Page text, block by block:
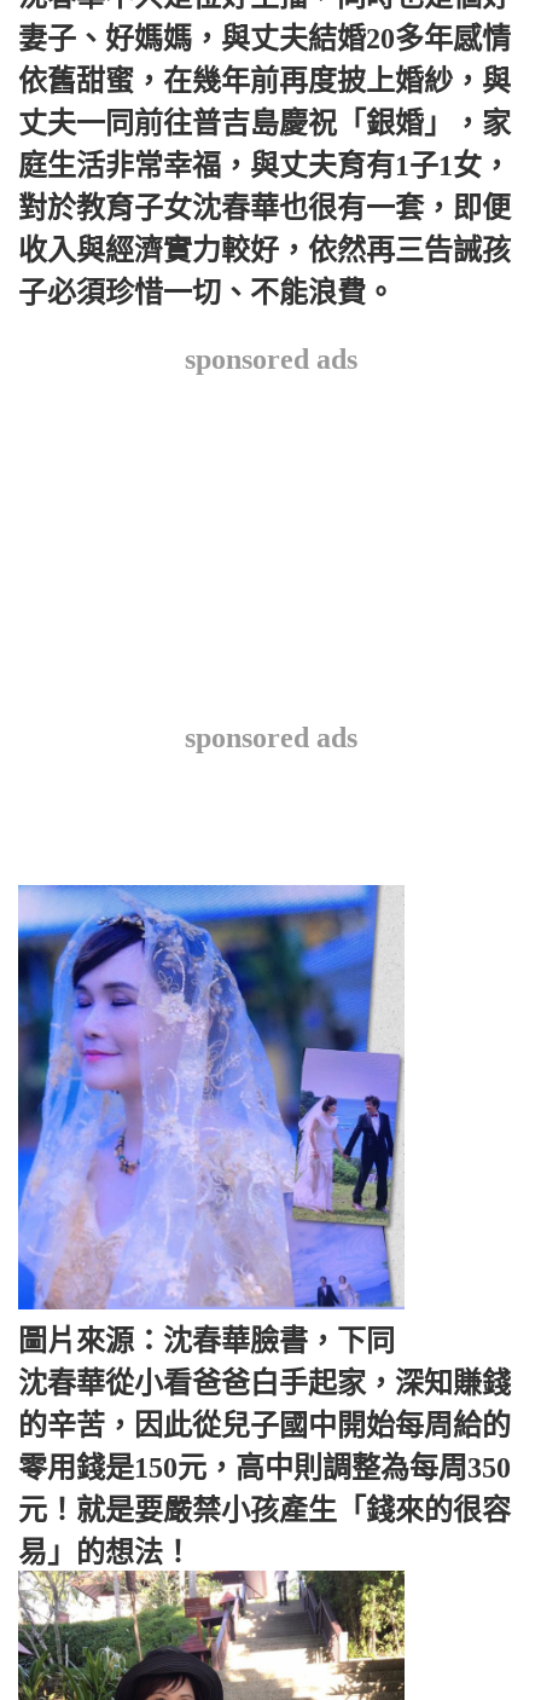
妻子、好媽媽，與丈夫結婚20多年感情
依舊甜蜜，在幾年前再度披上婚紗，與
丈夫一同前往普吉島慶祝「銀婚」，家
庭生活非常幸福，與丈夫育有1子1女，
對於教育子女沈春華也很有一套，即便
收入與經濟實力較好，依然再三告誡孩
子必須珍惜一切、不能浪費。
sponsored ads
sponsored ads
圖片來源：沈春華臉書，下同
沈春華從小看爸爸白手起家，深知賺錢
的辛苦，因此從兒子國中開始每周給的
零用錢是150元，高中則調整為每周350
元！就是要嚴禁小孩產生「錢來的很容
易」的想法！